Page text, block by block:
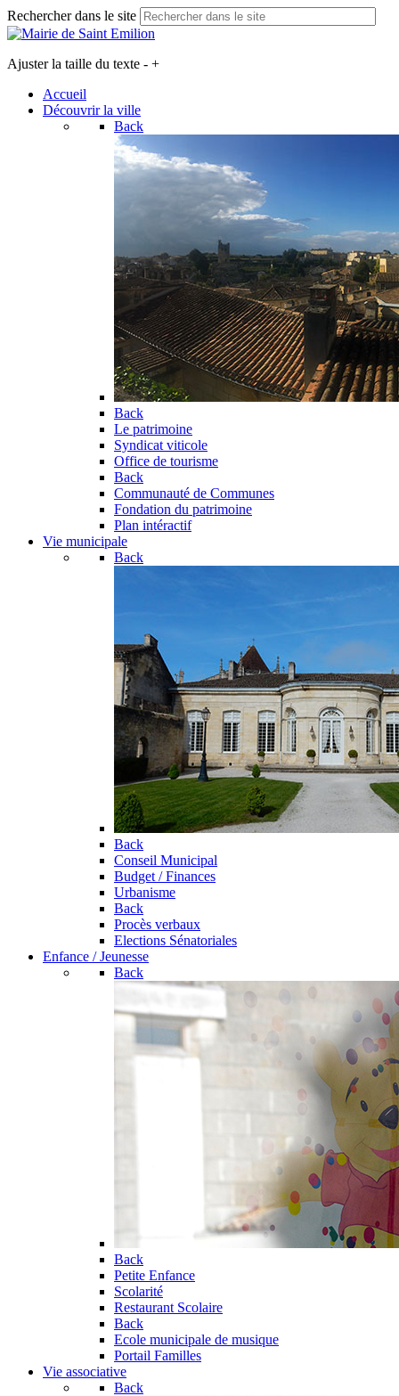
Rechercher dans le site
Ajuster la taille du texte - +
Accueil
Découvrir la ville
Back
Back
Le patrimoine
Syndicat viticole
Office de tourisme
Back
Communauté de Communes
Fondation du patrimoine
Plan intéractif
Vie municipale
Back
Back
Conseil Municipal
Budget / Finances
Urbanisme
Back
Procès verbaux
Elections Sénatoriales
Enfance / Jeunesse
Back
Back
Petite Enfance
Scolarité
Restaurant Scolaire
Back
Ecole municipale de musique
Portail Familles
Vie associative
Back